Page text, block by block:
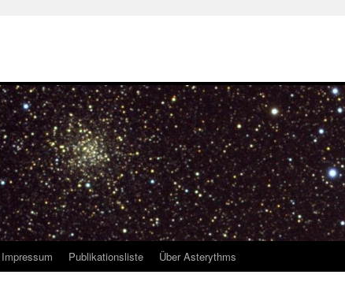
Impressum Publikationsliste Über Asterythms